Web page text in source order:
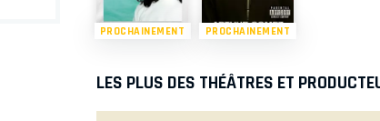
PROCHAINEMENT PROCHAINEMENT
LES PLUS DES THÉÂTRES ET